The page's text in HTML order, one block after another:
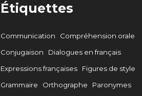
Étiquettes
Communication
Compréhension orale
Conjugaison
Dialogues en français
Expressions françaises
Figures de style
Grammaire
Orthographe
Paronymes